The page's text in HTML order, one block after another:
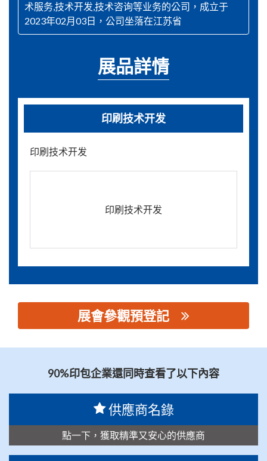
术服务,技术开发,技术咨询等业务的公司，成立于
2023年02月03日，公司坐落在江苏省
展品詳情
印刷技术开发
印刷技术开发
印刷技术开发
展會參觀預登記
90%印包企業還同時查看了以下內容
供應商名錄
點一下，獲取精準又安心的供應商